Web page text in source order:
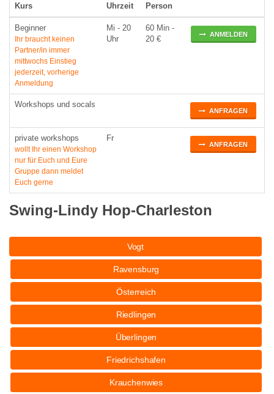
Kurs
Uhrzeit
Person
Beginner
Ihr braucht keinen
Partner/in immer
mittwochs Einstieg
jederzeit, vorherige
Anmeldung
Mi - 20
Uhr
60 Min -
20 €
ANMELDEN
Workshops und socals
ANFRAGEN
private workshops
wollt Ihr einen Workshop
nur für Euch und Eure
Gruppe dann meldet
Euch gerne
Fr
ANFRAGEN
Swing-Lindy Hop-Charleston
Vogt
Ravensburg
Österreich
Riedlingen
Überlingen
Friedrichshafen
Krauchenwies